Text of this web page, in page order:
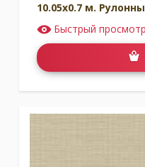
10.05x0.7 м.
Быстрый просмотр